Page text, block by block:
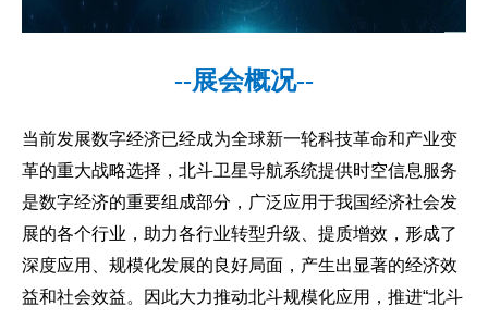
--展会概况--
当前发展数字经济已经成为全球新一轮科技革命和产业变
革的重大战略选择，北斗卫星导航系统提供时空信息服务
是数字经济的重要组成部分，广泛应用于我国经济社会发
展的各个行业，助力各行业转型升级、提质增效，形成了
深度应用、规模化发展的良好局面，产生出显著的经济效
益和社会效益。因此大力推动北斗规模化应用，推进“北斗